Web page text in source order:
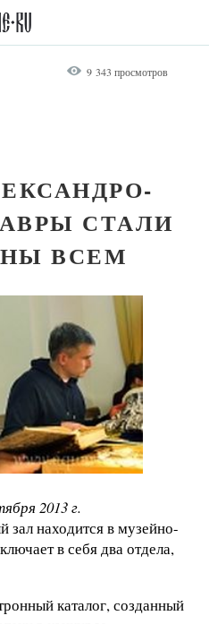
9 343 просмотров
СТАЛИ
ВСЕМ
2013 г.
находится в музейно-
в себя два отдела,
каталог, созданный